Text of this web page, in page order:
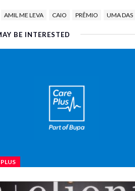
AMIL ME LEVA CAIO PRÊMIO UMA DAS
BE INTERESTED